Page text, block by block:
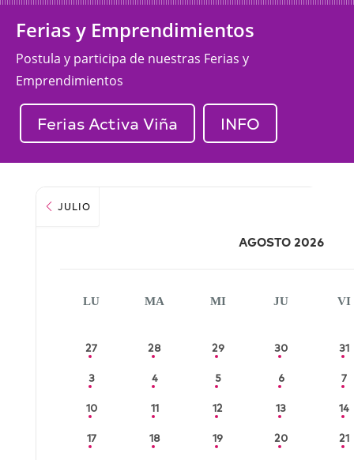
Ferias y Emprendimientos
Postula y participa de nuestras Ferias y
Emprendimientos
Ferias Activa Viña INFO
JULIO
AGOSTO 2026
LU MA MI JU VI
27 28 29 30 31
3 4 5 6 7
10 11 12 13 14
17 18 19 20 21